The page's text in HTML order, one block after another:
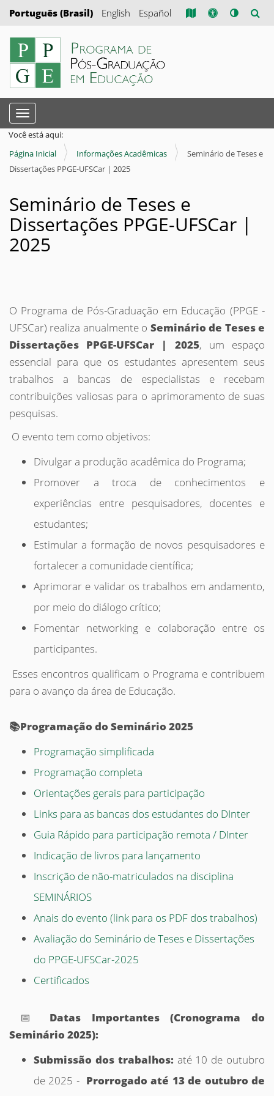
Português (Brasil) English Español
Toggle navigation
Você está aqui:
Página Inicial
Informações Acadêmicas
Seminário de Teses e
Dissertações PPGE-UFSCar | 2025
Seminário de Teses e
Dissertações PPGE-UFSCar |
2025
O Programa de Pós-Graduação em Educação (PPGE -
UFSCar) realiza anualmente o Seminário de Teses e
Dissertações PPGE-UFSCar | 2025, um espaço
essencial para que os estudantes apresentem seus
trabalhos a bancas de especialistas e recebam
contribuições valiosas para o aprimoramento de suas
pesquisas.
O evento tem como objetivos:
Divulgar a produção acadêmica do Programa;
Promover a troca de conhecimentos e
experiências entre pesquisadores, docentes e
estudantes;
Estimular a formação de novos pesquisadores e
fortalecer a comunidade científica;
Aprimorar e validar os trabalhos em andamento,
por meio do diálogo crítico;
Fomentar networking e colaboração entre os
participantes.
Esses encontros qualificam o Programa e contribuem
para o avanço da área de Educação.
📚Programação do Seminário 2025
Programação simplificada
Programação completa
Orientações gerais para participação
Links para as bancas dos estudantes do DInter
Guia Rápido para participação remota / DInter
Indicação de livros para lançamento
Inscrição de não-matriculados na disciplina
SEMINÁRIOS
Anais do evento (link para os PDF dos trabalhos)
Avaliação do Seminário de Teses e Dissertações
do PPGE-UFSCar-2025
Certificados
📅 Datas Importantes (Cronograma do
Seminário 2025):
Submissão dos trabalhos: até 10 de outubro
de 2025 - Prorrogado até 13 de outubro de